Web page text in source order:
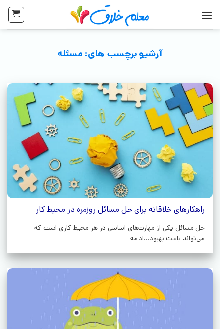
آرشیو برچسب های: مسئله
راهکارهای خلاقانه برای حل مسائل روزمره در محیط کار
حل مسائل یکی از مهارت‌های اساسی در هر محیط کاری است که
می‌تواند باعث بهبود...ادامه